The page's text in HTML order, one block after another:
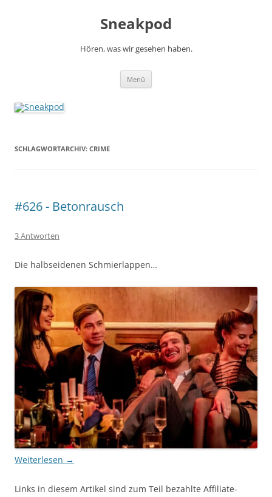
Sneakpod
Hören, was wir gesehen haben.
Menü
SCHLAGWORTARCHIV: CRIME
#626 - Betonrausch
3 Antworten
Die halbseidenen Schmierlappen…
Weiterlesen →
Links in diesem Artikel sind zum Teil bezahlte Affiliate-